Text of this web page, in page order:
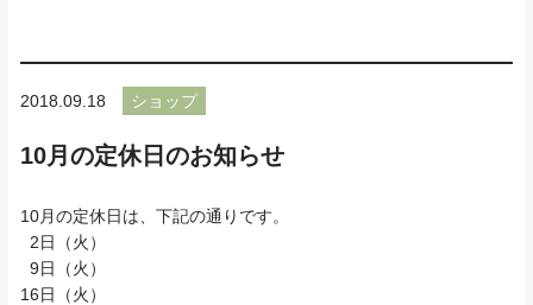
2018.09.18 ショップ
10月の定休日のお知らせ
10月の定休日は、下記の通りです。
2日（火）
9日（火）
16日（火）